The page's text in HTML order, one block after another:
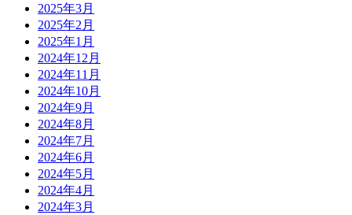
2025年3月
2025年2月
2025年1月
2024年12月
2024年11月
2024年10月
2024年9月
2024年8月
2024年7月
2024年6月
2024年5月
2024年4月
2024年3月